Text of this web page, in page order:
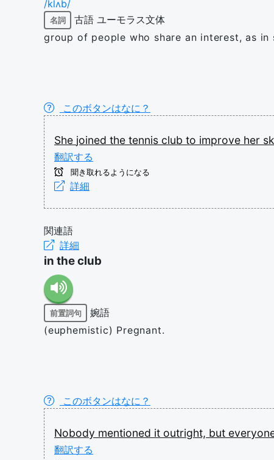
/klʌb/
名詞 古語 ユーモラス文体
group of people who share an interest, as in
このボタンはなに？
She joined the tennis club to improve her
翻訳する
聞き取れるようになる
詳細
関連語
詳細
in the club
前置詞句
婉語
(euphemistic) Pregnant.
このボタンはなに？
Nobody mentioned it outright, but
翻訳する